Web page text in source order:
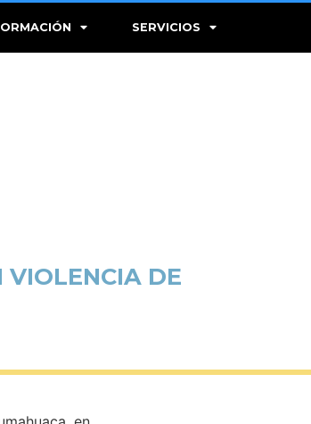
SERVICIOS
VIOLENCIA DE